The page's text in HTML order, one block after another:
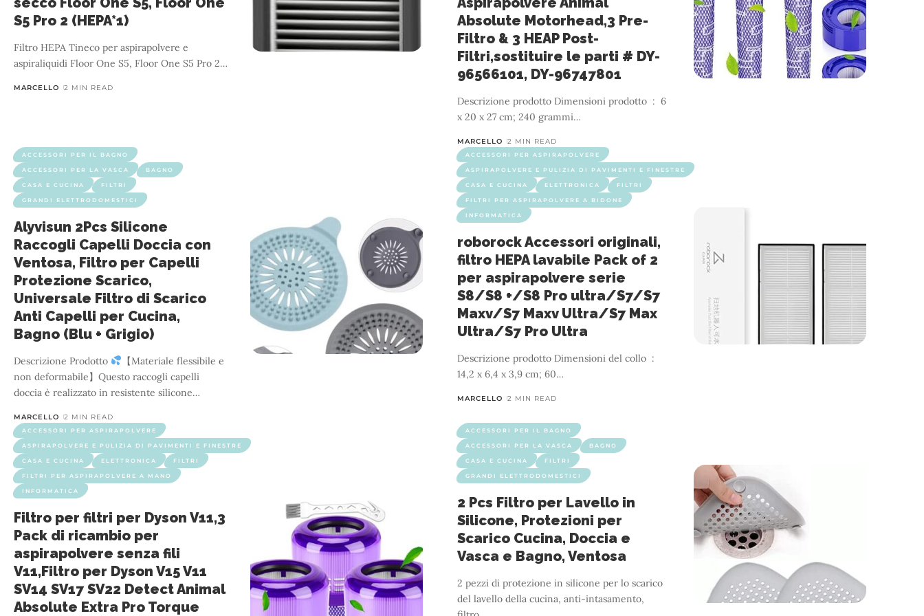
S5 Pro 2 (HEPA*1)
Filtro HEPA Tineco per aspirapolvere e
aspiraliquidi Floor One S5, Floor One S5 Pro 2…
MARCELLO 2 MIN READ
Absolute Motorhead,3 Pre-
Filtro & 3 HEAP Post-
Filtri,sostituire le parti # DY-
96566101, DY-96747801
Descrizione prodotto Dimensioni prodotto ‏ : ‎ 6
x 20 x 27 cm; 240 grammi…
MARCELLO 2 MIN READ
ACCESSORI PER IL BAGNO
ACCESSORI PER LA VASCA BAGNO
CASA E CUCINA FILTRI
GRANDI ELETTRODOMESTICI
Alyvisun 2Pcs Silicone
Raccogli Capelli Doccia con
Ventosa, Filtro per Capelli
Protezione Scarico,
Universale Filtro di Scarico
Anti Capelli per Cucina,
Bagno (Blu + Grigio)
Descrizione Prodotto
【Materiale flessibile e
non deformabile】Questo raccogli capelli
doccia è realizzato in resistente silicone…
MARCELLO 2 MIN READ
ACCESSORI PER ASPIRAPOLVERE
ASPIRAPOLVERE E PULIZIA DI PAVIMENTI E FINESTRE
CASA E CUCINA ELETTRONICA FILTRI
FILTRI PER ASPIRAPOLVERE A BIDONE
INFORMATICA
roborock Accessori originali,
filtro HEPA lavabile Pack of 2
per aspirapolvere serie
S8/S8 +/S8 Pro ultra/S7/S7
Maxv/S7 Maxv Ultra/S7 Max
Ultra/S7 Pro Ultra
Descrizione prodotto Dimensioni del collo ‏ : ‎
14,2 x 6,4 x 3,9 cm; 60…
MARCELLO 2 MIN READ
ACCESSORI PER ASPIRAPOLVERE
ASPIRAPOLVERE E PULIZIA DI PAVIMENTI E FINESTRE
CASA E CUCINA ELETTRONICA FILTRI
FILTRI PER ASPIRAPOLVERE A MANO
INFORMATICA
Filtro per filtri per Dyson V11,3
Pack di ricambio per
aspirapolvere senza fili
V11,Filtro per Dyson V15 V11
SV14 SV17 SV22 Detect Animal
Absolute Extra Pro Torque
ACCESSORI PER IL BAGNO
ACCESSORI PER LA VASCA BAGNO
CASA E CUCINA FILTRI
GRANDI ELETTRODOMESTICI
2 Pcs Filtro per Lavello in
Silicone, Protezioni per
Scarico Cucina, Doccia e
Vasca e Bagno, Ventosa
2 pezzi di protezione in silicone per lo scarico
del lavello della cucina, anti-intasamento,